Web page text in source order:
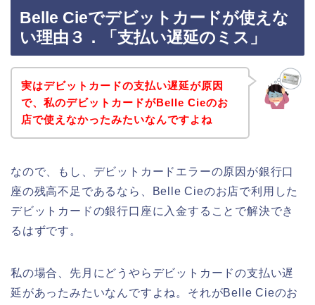
Belle Cieでデビットカードが使えな
い理由３．「支払い遅延のミス」
実はデビットカードの支払い遅延が原因
で、私のデビットカードがBelle Cieのお
店で使えなかったみたいなんですよね
なので、もし、デビットカードエラーの原因が銀行口
座の残高不足であるなら、Belle Cieのお店で利用した
デビットカードの銀行口座に入金することで解決でき
るはずです。
私の場合、先月にどうやらデビットカードの支払い遅
延があったみたいなんですよね。それがBelle Cieのお